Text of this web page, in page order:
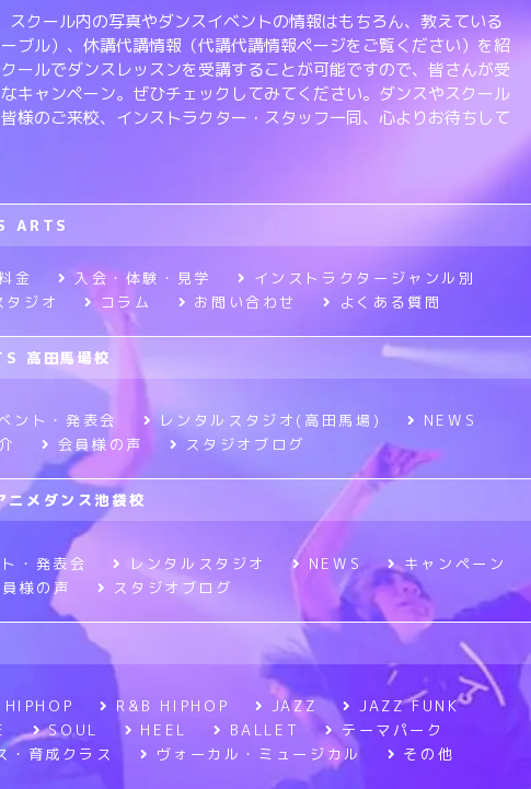
クール内の写真やダンスイベントの情報はもちろん、教えている
ブル）、休講代講情報（代講代講情報ページをご覧ください）を紹
ールでダンスレッスンを受講することが可能ですので、皆さんが受
キャンペーン。ぜひチェックしてみてください。ダンスやスクール
様のご来校、インストラクター・スタッフ一同、心よりお待ちして
ARTS
金 入会・体験・見学
インストラクタージャンル別
タジオ コラム お問い合わせ よくある質問
高田馬場校
ント・発表会 レンタルスタジオ(高田馬場)
NEWS
会員様の声 スタジオブログ
メダンス池袋校
・発表会 レンタルスタジオ NEWS
キャンペーン
様の声 スタジオブログ
HIPHOP R&B HIPHOP JAZZ
JAZZ FUNK
SOUL HEEL BALLET
テーマパーク
・育成クラス ヴォーカル・ミュージカル
その他